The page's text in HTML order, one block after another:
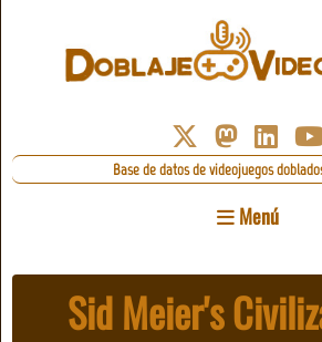
Base de datos de videojuegos
Menú
Sid Meier's